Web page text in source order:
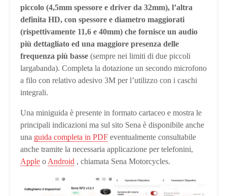
piccolo (4,5mm spessore e driver da 32mm), l’altra
definita HD, con spessore e diametro maggiorati
(rispettivamente 11,6 e 40mm) che fornisce un audio
più dettagliato ed una maggiore presenza delle
frequenza più basse (sempre nei limiti di due piccoli
largabanda). Completa la dotazione un secondo microfono
a filo con relativo adesivo 3M per l’utilizzo con i caschi
integrali.
Una miniguida è presente in formato cartaceo e mostra le
principali indicazioni ma sul sito Sena è disponibile anche
una guida completa in PDF eventualmente consultabile
anche tramite la necessaria applicazione per telefonini,
Apple o Android , chiamata Sena Motorcycles.